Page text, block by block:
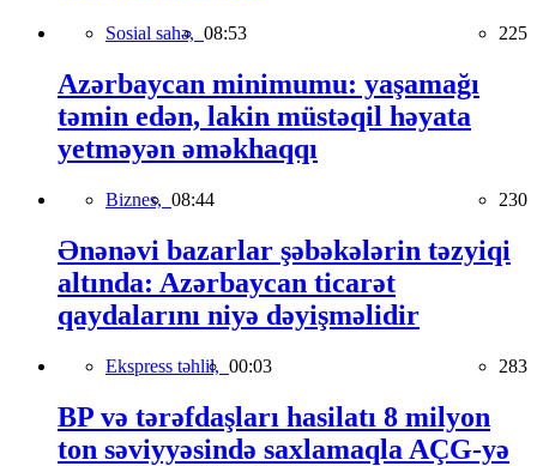
Sosial sahə, 08:53 225
Azərbaycan minimumu: yaşamağı
təmin edən, lakin müstəqil həyata
yetməyən əməkhaqqı
Biznes, 08:44 230
Ənənəvi bazarlar şəbəkələrin təzyiqi
altında: Azərbaycan ticarət
qaydalarını niyə dəyişməlidir
Ekspress təhlil, 00:03 283
BP və tərəfdaşları hasilatı 8 milyon
ton səviyyəsində saxlamaqla AÇG-yə